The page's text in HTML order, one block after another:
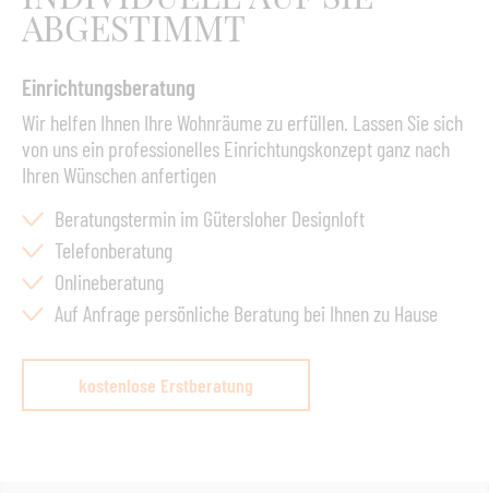
Schnee etwas anhaben, sie weist zudem noch eine
unempfindlich gegenüber Salzwasser.
ABGESTIMMT
Einrichtungsberatung
Wir helfen Ihnen Ihre Wohnräume zu erfüllen. Lassen Sie sich
von uns ein professionelles Einrichtungskonzept ganz nach
Ihren Wünschen anfertigen
Beratungstermin im Gütersloher Designloft
Telefonberatung
Onlineberatung
Auf Anfrage persönliche Beratung bei Ihnen zu Hause
kostenlose Erstberatung